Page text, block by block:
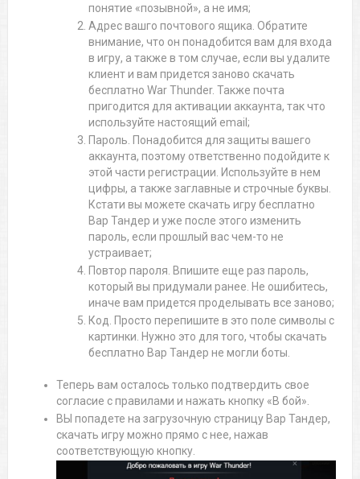
понятие «позывной», а не имя;
Адрес вашго почтового ящика. Обратите
внимание, что он понадобится вам для входа
в игру, а также в том случае, если вы удалите
клиент и вам придется заново скачать
бесплатно War Thunder. Также почта
пригодится для активации аккаунта, так что
используйте настоящий email;
Пароль. Понадобится для защиты вашего
аккаунта, поэтому ответственно подойдите к
этой части регистрации. Используйте в нем
цифры, а также заглавные и строчные буквы.
Кстати вы можете скачать игру бесплатно
Вар Тандер и уже после этого изменить
пароль, если прошлый вас чем-то не
устраивает;
Повтор пароля. Впишите еще раз пароль,
который вы придумали ранее. Не ошибитесь,
иначе вам придется проделывать все заново;
Код. Просто перепишите в это поле символы с
картинки. Нужно это для того, чтобы скачать
бесплатно Вар Тандер не могли боты.
Теперь вам осталось только подтвердить свое
согласие с правилами и нажать кнопку «В бой».
ВЫ попадете на загрузочную страницу Вар Тандер,
скачать игру можно прямо с нее, нажав
соответствующую кнопку.